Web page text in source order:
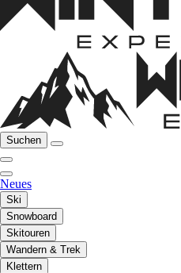
Suchen
Neues
Ski
Snowboard
Skitouren
Wandern & Trek
Klettern